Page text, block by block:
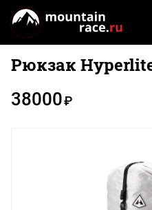
Рюкзак
38000₽